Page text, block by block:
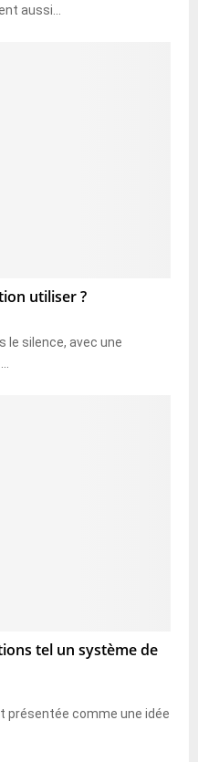
aussi...
utiliser ?
le silence, avec une
tel un système de
présentée comme une idée